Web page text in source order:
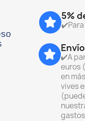
5%
✔️Para
✔️A
euros
en
vives